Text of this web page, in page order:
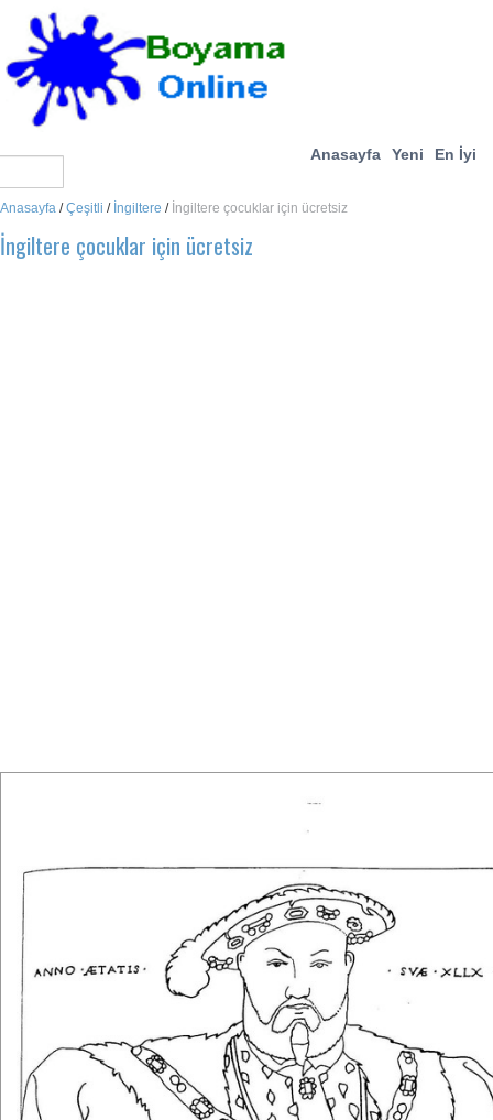
Anasayfa Yeni En İyi
Anasayfa /Çeşitli / İngiltere / İngiltere çocuklar için ücretsiz
İngiltere çocuklar için ücretsiz